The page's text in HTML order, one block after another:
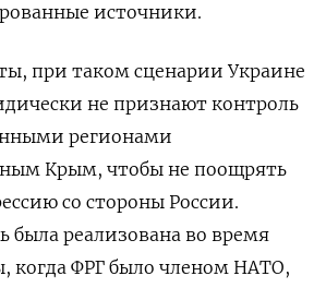
источники.
при таком сценарии Украине
не признают контроль
регионами
Крым, чтобы не поощрять
со стороны России.
реализована во время
когда ФРГ было членом НАТО,